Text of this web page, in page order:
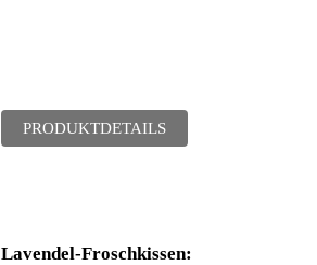
PRODUKTDETAILS
Lavendel-Froschkissen: